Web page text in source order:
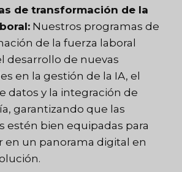
de transformación de la
Nuestros programas de
de la fuerza laboral
desarrollo de nuevas
en la gestión de la IA, el
datos y la integración de
garantizando que las
estén bien equipadas para
en un panorama digital en